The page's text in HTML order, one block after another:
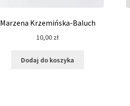
Marzena Krzemińska-Baluch
10,00 zł
Dodaj do koszyka